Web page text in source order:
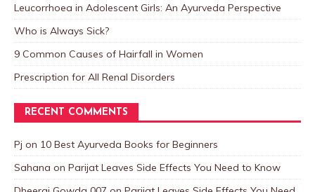
Leucorrhoea in Adolescent Girls: An Ayurveda Perspective
Who is Always Sick?
9 Common Causes of Hairfall in Women
Prescription for All Renal Disorders
RECENT COMMENTS
Pj on 10 Best Ayurveda Books for Beginners
Sahana on Parijat Leaves Side Effects You Need to Know